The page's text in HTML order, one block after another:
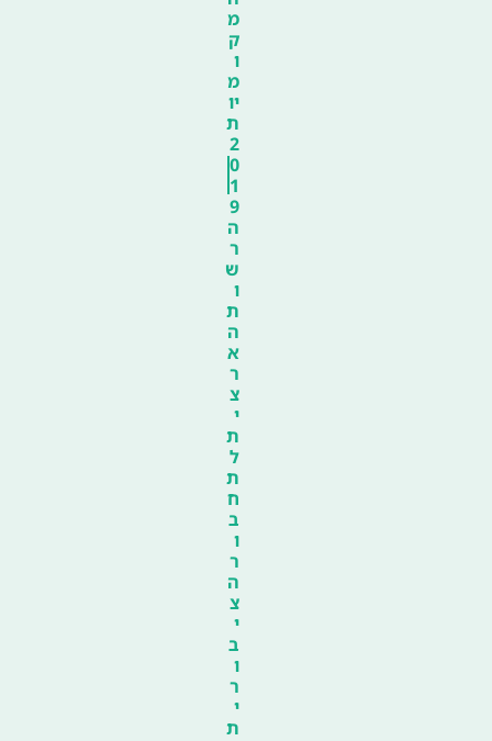
מ
ק
ו
מ
יו
ת
2
0
1
9
ה
ר
ש
ו
ת
ה
א
ר
צ
י
ת
ל
ת
ח
ב
ו
ר
ה
צ
י
ב
ו
ר
י
ת